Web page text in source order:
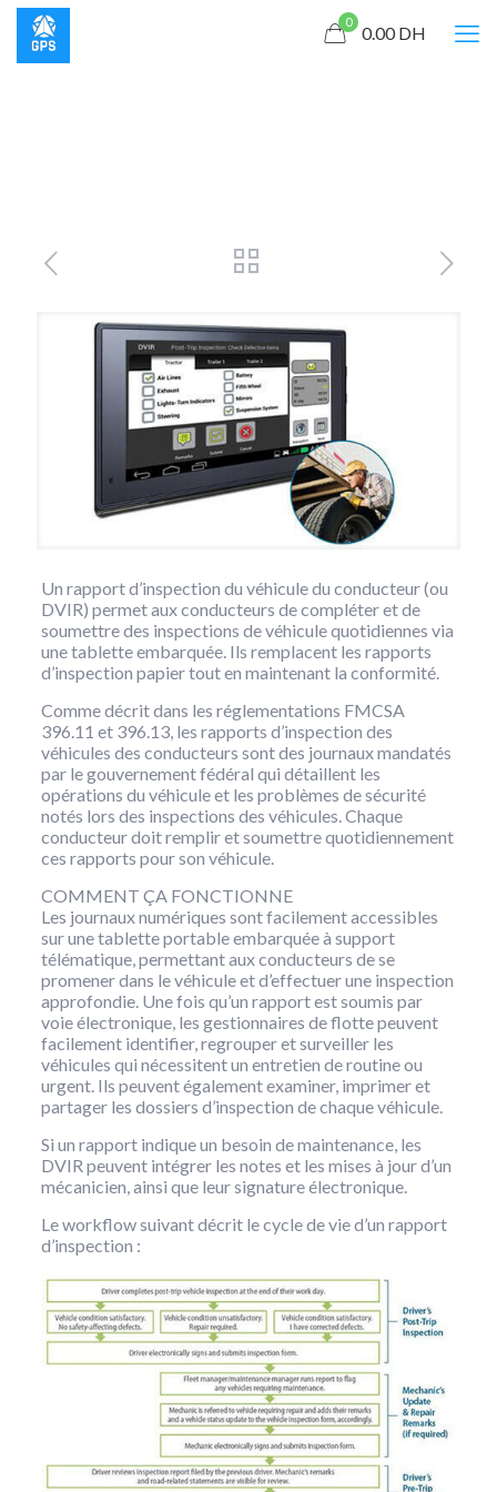
0
0.00DH
Un rapport d’inspection du véhicule du conducteur (ou
DVIR) permet aux conducteurs de compléter et de
soumettre des inspections de véhicule quotidiennes via
une tablette embarquée. Ils remplacent les rapports
d’inspection papier tout en maintenant la conformité.
Comme décrit dans les réglementations FMCSA
396.11 et 396.13, les rapports d’inspection des
véhicules des conducteurs sont des journaux mandatés
par le gouvernement fédéral qui détaillent les
opérations du véhicule et les problèmes de sécurité
notés lors des inspections des véhicules. Chaque
conducteur doit remplir et soumettre quotidiennement
ces rapports pour son véhicule.
COMMENT ÇA FONCTIONNE
Les journaux numériques sont facilement accessibles
sur une tablette portable embarquée à support
télématique, permettant aux conducteurs de se
promener dans le véhicule et d’effectuer une inspection
approfondie. Une fois qu’un rapport est soumis par
voie électronique, les gestionnaires de flotte peuvent
facilement identifier, regrouper et surveiller les
véhicules qui nécessitent un entretien de routine ou
urgent. Ils peuvent également examiner, imprimer et
partager les dossiers d’inspection de chaque véhicule.
Si un rapport indique un besoin de maintenance, les
DVIR peuvent intégrer les notes et les mises à jour d’un
mécanicien, ainsi que leur signature électronique.
Le workflow suivant décrit le cycle de vie d’un rapport
d’inspection :